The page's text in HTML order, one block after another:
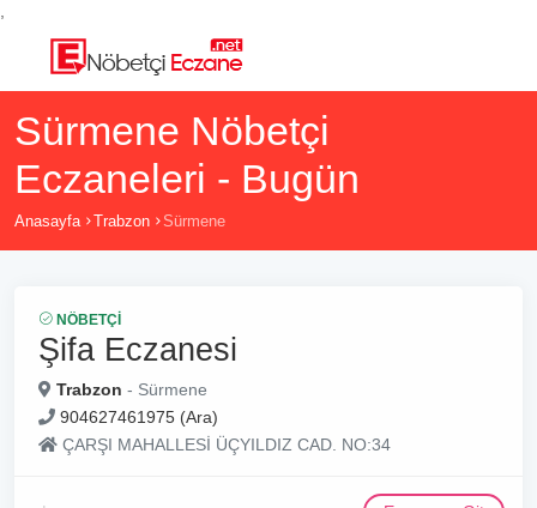
Sürmene Nöbetçi
Eczaneleri - Bugün
Anasayfa Trabzon Sürmene
NÖBETÇI
Şifa Eczanesi
Trabzon - Sürmene
904627461975 (Ara)
ÇARŞI MAHALLESİ ÜÇYILDIZ CAD. NO:34